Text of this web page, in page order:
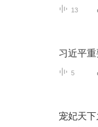
13
习近平重
5
宠妃天